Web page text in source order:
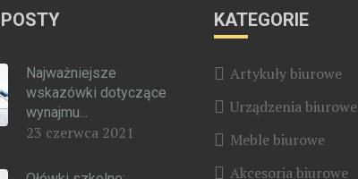
Najważniejsze
wskazówki dotyczące
wynajmu...
23 czerwca 2021
KATEGORIE
Artykuły biurowe
Urządzenia biurowe
Meble biurowe
Akcesoria biurowe